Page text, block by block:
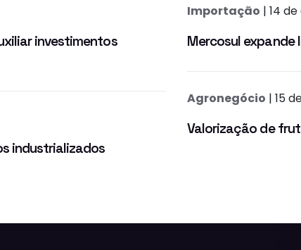
investimentos
industrializados
Importação | 14
Mercosul expande
Agronegócio | 15
Valorização de